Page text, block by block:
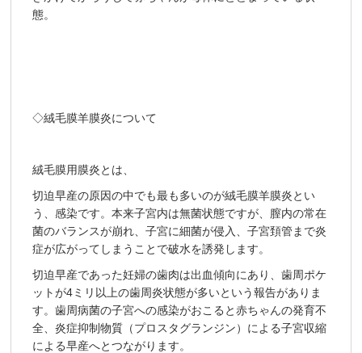
態。
◇絨毛膜羊膜炎について
絨毛膜用膜炎とは、
切迫早産の原因の中でも最も多いのが絨毛膜羊膜炎とい
う、感染です。本来子宮内は無菌状態ですが、膣内の常在
菌のバランスが崩れ、子宮に細菌が侵入、子宮頚管まで炎
症が広がってしまうことで破水を誘発します。
切迫早産であった妊婦の歯肉は出血傾向にあり、歯周ポケ
ットが4ミリ以上の歯周炎状態が多いという報告がありま
す。歯周病菌の子宮への感染がおこると赤ちゃんの発育不
全、炎症抑制物質（プロスタグランジン）による子宮収縮
による早産へとつながります。